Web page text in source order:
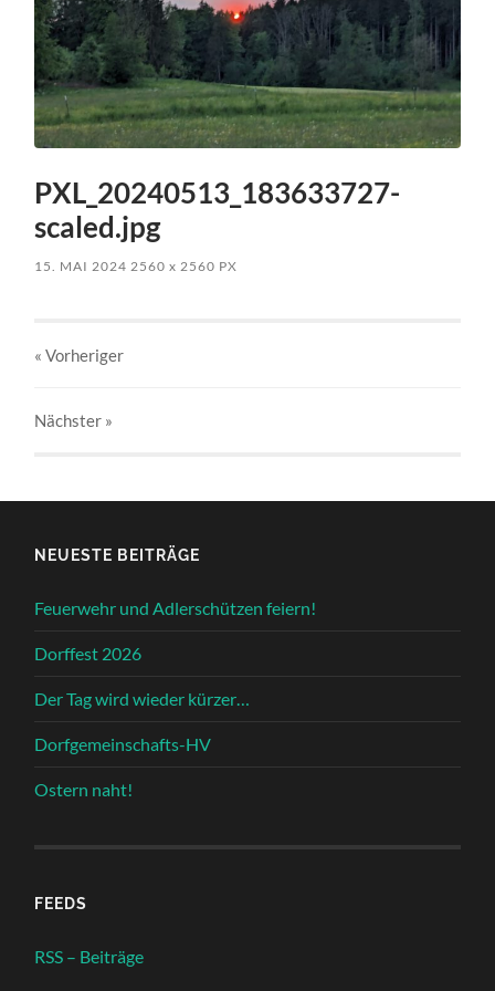
PXL_20240513_183633727-
scaled.jpg
15. MAI 2024 2560x 2560 PX
« Vorheriger
Nächster »
NEUESTE BEITRÄGE
Feuerwehr und Adlerschützen feiern!
Dorffest 2026
Der Tag wird wieder kürzer…
Dorfgemeinschafts-HV
Ostern naht!
FEEDS
RSS – Beiträge